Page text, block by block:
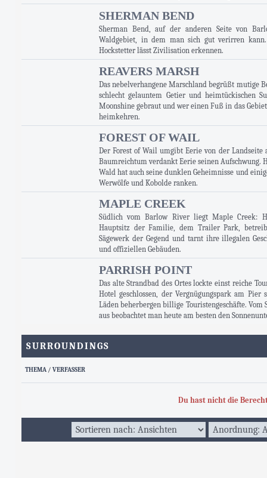
SHERMAN BEND
Sherman Bend, auf der anderen Seite von
Waldgebiet, in dem man sich gut verirren
Hockstetter lässt Zivilisation erkennen.
REAVERS MARSH
Das nebelverhangene Marschland begrüßt mutige
schlecht gelauntem Getier und heimtückischen
Moonshine gebraut und wer einen Fuß in das
heimkehren.
FOREST OF WAIL
Der Forest of Wail umgibt Eerie von der Landseite
Baumreichtum verdankt Eerie seinen Aufschwung.
Wald hat auch seine dunklen Geheimnisse und
Werwölfe und Kobolde ranken.
MAPLE CREEK
Südlich vom Barlow River liegt Maple Creek:
Hauptsitz der Familie, dem Trailer Park,
Sägewerk der Gegend und tarnt ihre illegalen
und offiziellen Gebäuden.
PARRISH POINT
Das alte Strandbad des Ortes lockte einst reiche
Hotel geschlossen, der Vergnügungspark am
Läden beherbergen billige Touristengeschäfte. Vom
aus beobachtet man heute am besten den
SURROUNDINGS
THEMA / VERFASSER
Du hast nicht die